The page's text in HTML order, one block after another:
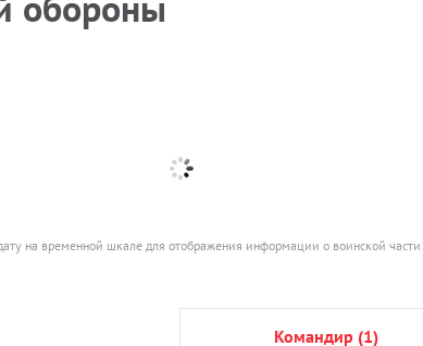
на временной шкале для отображения информации о воинской части
командир (1)